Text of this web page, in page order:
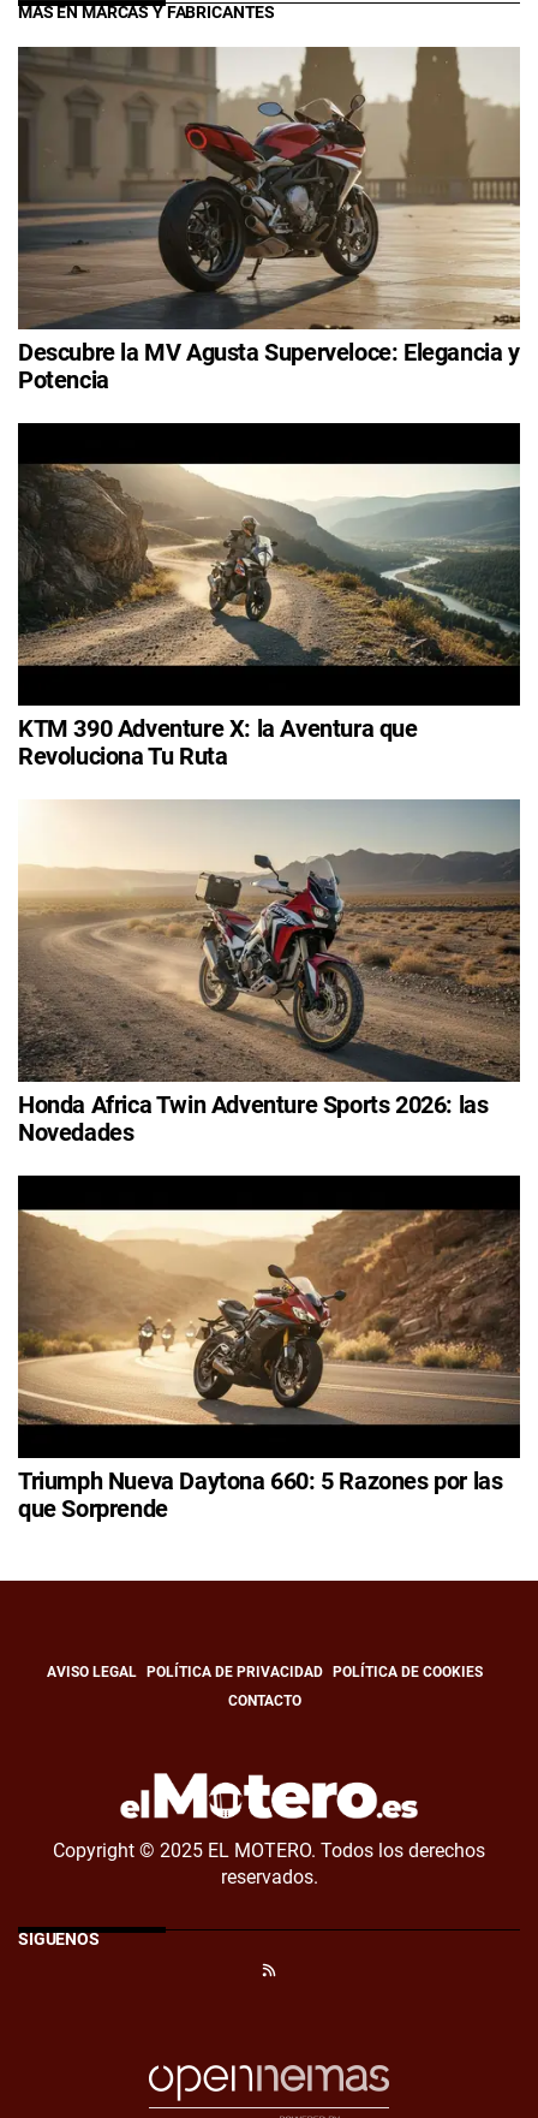
MÁS EN MARCAS Y FABRICANTES
Descubre la MV Agusta Superveloce: Elegancia y
Potencia
KTM 390 Adventure X: la Aventura que
Revoluciona Tu Ruta
Honda Africa Twin Adventure Sports 2026: las
Novedades
Triumph Nueva Daytona 660: 5 Razones por las
que Sorprende
AVISO LEGAL POLÍTICA DE PRIVACIDAD
POLÍTICA DE COOKIES
CONTACTO
Copyright © 2025 EL MOTERO. Todos los derechos
reservados.
SÍGUENOS